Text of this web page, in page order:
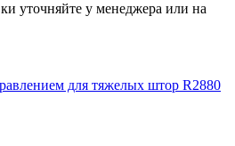
уточняйте у менеджера или на
для тяжелых штор R2880